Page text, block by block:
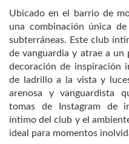
Ubicado en el barrio de
una combinación única
subterráneas. Este club
de vanguardia y atrae a un
decoración de inspiración
de ladrillo a la vista y
arenosa y vanguardista
tomas de Instagram de
íntimo del club y el
ideal para momentos